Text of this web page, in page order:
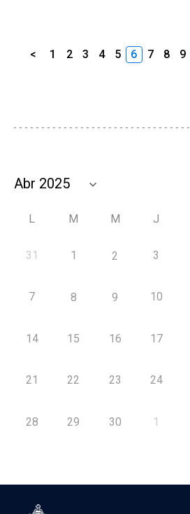
< 1 2 3 4 5 6 7 8 9
L M M J
31 1 2 3
7 8 9 10
14 15 16 17
21 22 23 24
28 29 30 1